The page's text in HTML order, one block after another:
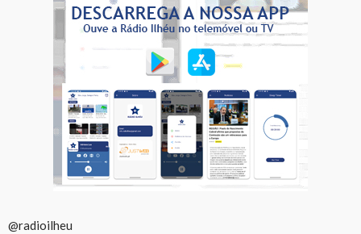
@radioilheu